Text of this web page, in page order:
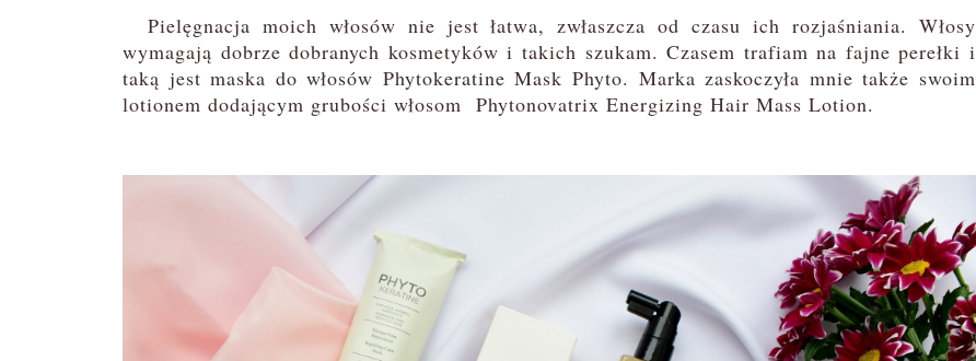
Pielęgnacja moich włosów nie jest łatwa, zwłaszcza od czasu ich rozjaśniania. Włosy
wymagają dobrze dobranych kosmetyków i takich szukam. Czasem trafiam na fajne perełki i
taką jest maska do włosów Phytokeratine Mask Phyto. Marka zaskoczyła mnie także swoim
lotionem dodającym grubości włosom Phytonovatrix Energizing Hair Mass Lotion.